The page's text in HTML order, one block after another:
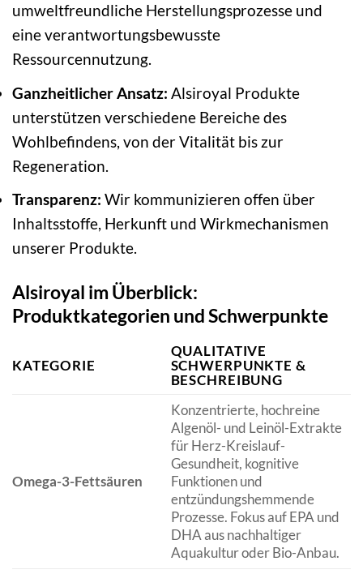
umweltfreundliche Herstellungsprozesse und
eine verantwortungsbewusste
Ressourcennutzung.
Ganzheitlicher Ansatz: Alsiroyal Produkte
unterstützen verschiedene Bereiche des
Wohlbefindens, von der Vitalität bis zur
Regeneration.
Transparenz: Wir kommunizieren offen über
Inhaltsstoffe, Herkunft und Wirkmechanismen
unserer Produkte.
Alsiroyal im Überblick:
Produktkategorien und Schwerpunkte
KATEGORIE
QUALITATIVE
SCHWERPUNKTE &
BESCHREIBUNG
Omega-3-Fettsäuren
Konzentrierte, hochreine
Algenöl- und Leinöl-Extrakte
für Herz-Kreislauf-
Gesundheit, kognitive
Funktionen und
entzündungshemmende
Prozesse. Fokus auf EPA und
DHA aus nachhaltiger
Aquakultur oder Bio-Anbau.